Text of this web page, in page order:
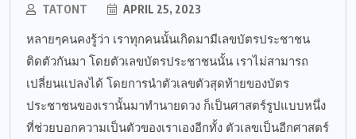
TATONT APRIL 25, 2023
หลายๆคนคงรู้ว่า เราทุกคนนั้นเกิดมามีเลขบัตรประชาชน
ติดตัวกันมา โดยตัวเลขบัตรประชาชนนั้น เราไม่สามารถ
เปลี่ยนแปลงได้ โดยการนำตัวเลขตัวสุดท้ายของบัตร
ประชาชนของเรานั้นมาทำนายดวง ก็เป็นศาสตร์รูปแบบหนึ่ง
ที่ช่วยบอกความเป็นตัวของเราเองอีกทั้ง ตัวเลขเป็นอีกศาสตร์